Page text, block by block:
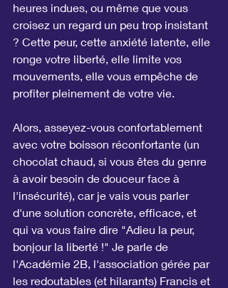
heures indues, ou même que vous
croisez un regard un peu trop insistant
? Cette peur, cette anxiété latente, elle
ronge votre liberté, elle limite vos
mouvements, elle vous empêche de
profiter pleinement de votre vie.
Alors, asseyez-vous confortablement
avec votre boisson réconfortante (un
chocolat chaud, si vous êtes du genre
à avoir besoin de douceur face à
l'insécurité), car je vais vous parler
d'une solution concrète, efficace, et
qui va vous faire dire "Adieu la peur,
bonjour la liberté !" Je parle de
l'Académie 2B, l'association gérée par
les redoutables (et hilarants) Francis et